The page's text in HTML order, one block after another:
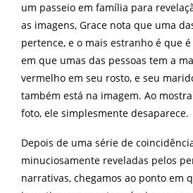
um passeio em família para
as imagens, Grace nota que uma
pertence, e o mais estranho é que
em que umas das pessoas tem a
vermelho em seu rosto, e seu
também está na imagem. Ao
foto, ele simplesmente desaparece.
Depois de uma série de
minuciosamente reveladas pelos
narrativas, chegamos ao ponto em